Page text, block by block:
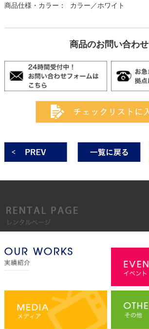
商品仕様・カラー： カラー／ホワイト
商品のお問い合わせ